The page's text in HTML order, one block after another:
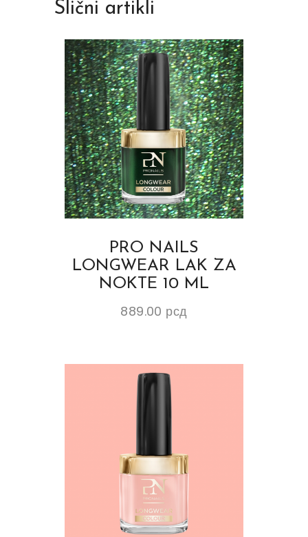
Slični artikli
PRO NAILS
LONGWEAR LAK ZA
NOKTE 10 ML
889.00 рсд